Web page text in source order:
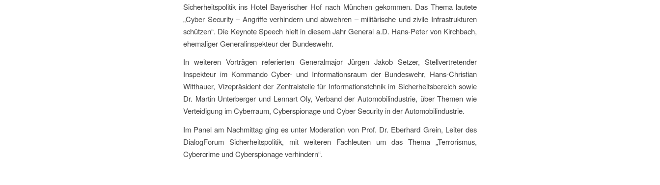
Sicherheitspolitik ins Hotel Bayerischer Hof nach München gekommen. Das Thema lautete
„Cyber Security – Angriffe verhindern und abwehren – militärische und zivile Infrastrukturen
schützen“. Die Keynote Speech hielt in diesem Jahr General a.D. Hans-Peter von Kirchbach,
ehemaliger Generalinspekteur der Bundeswehr.
In weiteren Vorträgen referierten Generalmajor Jürgen Jakob Setzer, Stellvertretender
Inspekteur im Kommando Cyber- und Informationsraum der Bundeswehr, Hans-Christian
Witthauer, Vizepräsident der Zentralstelle für Informationstchnik im Sicherheitsbereich sowie
Dr. Martin Unterberger und Lennart Oly, Verband der Automobilindustrie, über Themen wie
Verteidigung im Cyberraum, Cyberspionage und Cyber Security in der Automobilindustrie.
Im Panel am Nachmittag ging es unter Moderation von Prof. Dr. Eberhard Grein, Leiter des
DialogForum Sicherheitspolitik, mit weiteren Fachleuten um das Thema „Terrorismus,
Cybercrime und Cyberspionage verhindern“.